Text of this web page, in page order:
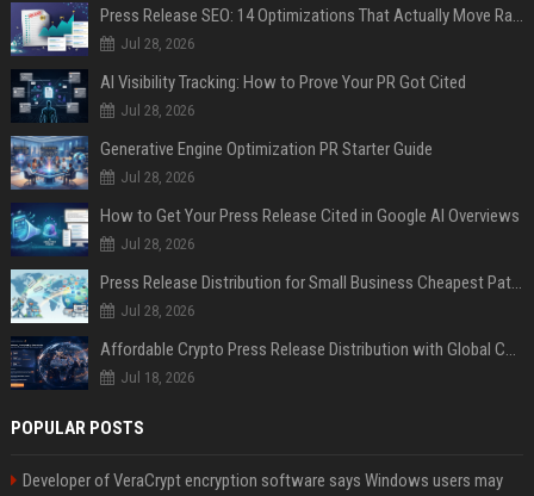
Press Release SEO: 14 Optimizations That Actually Move Rankings
Jul 28, 2026
AI Visibility Tracking: How to Prove Your PR Got Cited
Jul 28, 2026
Generative Engine Optimization PR Starter Guide
Jul 28, 2026
How to Get Your Press Release Cited in Google AI Overviews
Jul 28, 2026
Press Release Distribution for Small Business Cheapest Path to Real Coverage
Jul 28, 2026
Affordable Crypto Press Release Distribution with Global Coverage
Jul 18, 2026
POPULAR POSTS
Developer of VeraCrypt encryption software says Windows users may